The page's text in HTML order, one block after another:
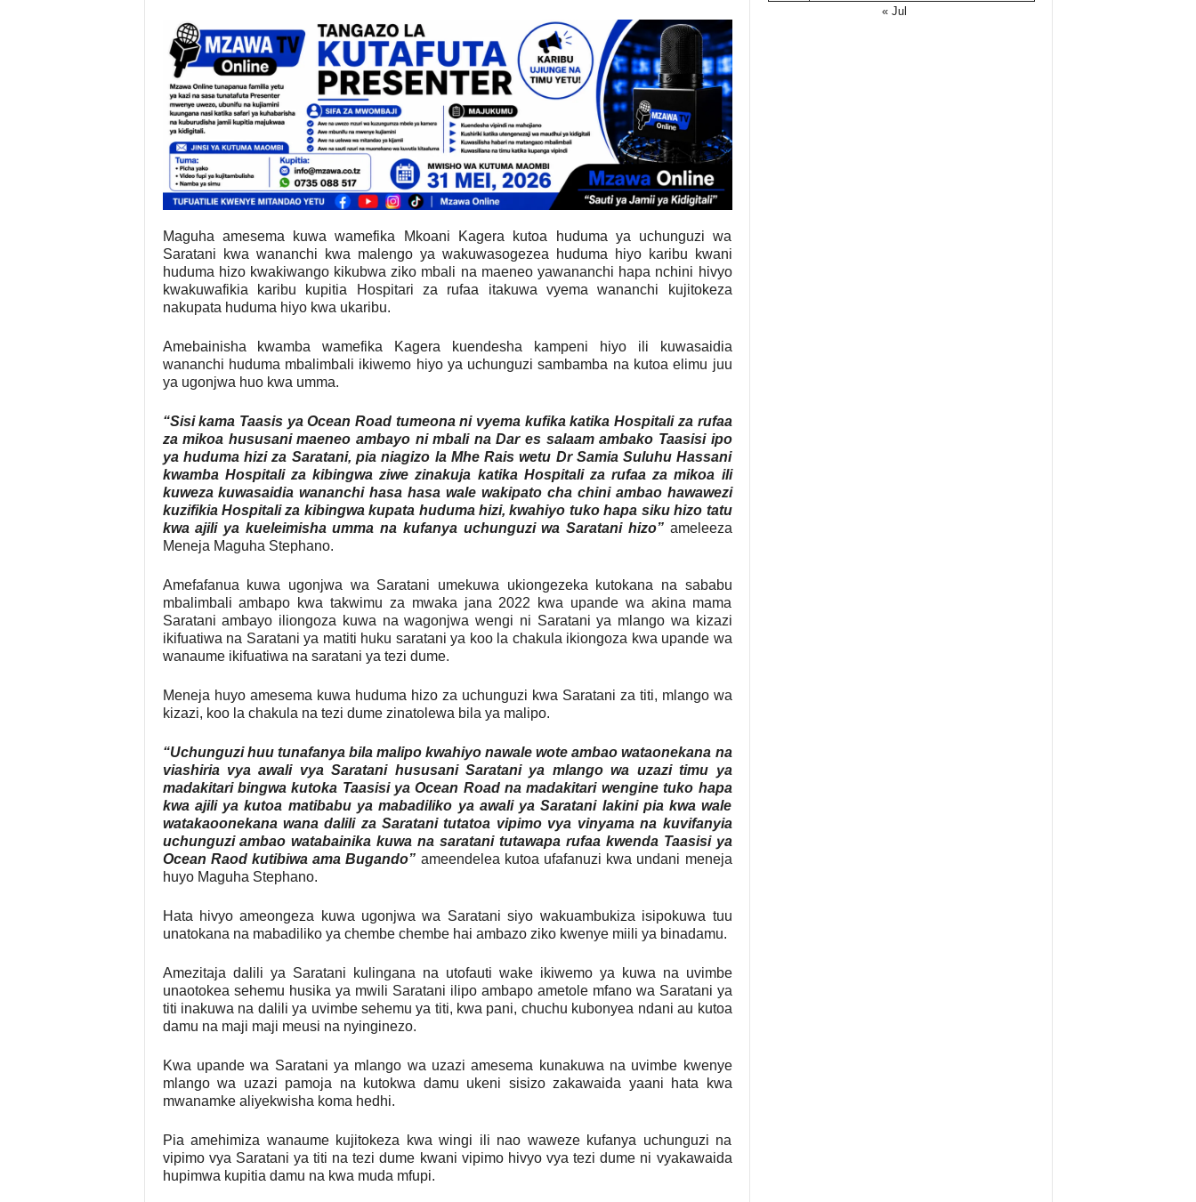
Maguha amesema kuwa wamefika Mkoani Kagera kutoa huduma ya uchunguzi wa
Saratani kwa wananchi kwa malengo ya wakuwasogezea huduma hiyo karibu kwani
huduma hizo kwakiwango kikubwa ziko mbali na maeneo yawananchi hapa nchini hivyo
kwakuwafikia karibu kupitia Hospitari za rufaa itakuwa vyema wananchi kujitokeza
nakupata huduma hiyo kwa ukaribu.
Amebainisha kwamba wamefika Kagera kuendesha kampeni hiyo ili kuwasaidia
wananchi huduma mbalimbali ikiwemo hiyo ya uchunguzi sambamba na kutoa elimu juu
ya ugonjwa huo kwa umma.
“Sisi kama Taasis ya Ocean Road tumeona ni vyema kufika katika Hospitali za rufaa
za mikoa hususani maeneo ambayo ni mbali na Dar es salaam ambako Taasisi ipo
ya huduma hizi za Saratani, pia niagizo la Mhe Rais wetu Dr Samia Suluhu Hassani
kwamba Hospitali za kibingwa ziwe zinakuja katika Hospitali za rufaa za mikoa ili
kuweza kuwasaidia wananchi hasa hasa wale wakipato cha chini ambao hawawezi
kuzifikia Hospitali za kibingwa kupata huduma hizi, kwahiyo tuko hapa siku hizo tatu
kwa ajili ya kueleimisha umma na kufanya uchunguzi wa Saratani hizo” ameleeza
Meneja Maguha Stephano.
Amefafanua kuwa ugonjwa wa Saratani umekuwa ukiongezeka kutokana na sababu
mbalimbali ambapo kwa takwimu za mwaka jana 2022 kwa upande wa akina mama
Saratani ambayo iliongoza kuwa na wagonjwa wengi ni Saratani ya mlango wa kizazi
ikifuatiwa na Saratani ya matiti huku saratani ya koo la chakula ikiongoza kwa upande wa
wanaume ikifuatiwa na saratani ya tezi dume.
Meneja huyo amesema kuwa huduma hizo za uchunguzi kwa Saratani za titi, mlango wa
kizazi, koo la chakula na tezi dume zinatolewa bila ya malipo.
“Uchunguzi huu tunafanya bila malipo kwahiyo nawale wote ambao wataonekana na
viashiria vya awali vya Saratani hususani Saratani ya mlango wa uzazi timu ya
madakitari bingwa kutoka Taasisi ya Ocean Road na madakitari wengine tuko hapa
kwa ajili ya kutoa matibabu ya mabadiliko ya awali ya Saratani lakini pia kwa wale
watakaoonekana wana dalili za Saratani tutatoa vipimo vya vinyama na kuvifanyia
uchunguzi ambao watabainika kuwa na saratani tutawapa rufaa kwenda Taasisi ya
Ocean Raod kutibiwa ama Bugando” ameendelea kutoa ufafanuzi kwa undani meneja
huyo Maguha Stephano.
Hata hivyo ameongeza kuwa ugonjwa wa Saratani siyo wakuambukiza isipokuwa tuu
unatokana na mabadiliko ya chembe chembe hai ambazo ziko kwenye miili ya binadamu.
Amezitaja dalili ya Saratani kulingana na utofauti wake ikiwemo ya kuwa na uvimbe
unaotokea sehemu husika ya mwili Saratani ilipo ambapo ametole mfano wa Saratani ya
titi inakuwa na dalili ya uvimbe sehemu ya titi, kwa pani, chuchu kubonyea ndani au kutoa
damu na maji maji meusi na nyinginezo.
Kwa upande wa Saratani ya mlango wa uzazi amesema kunakuwa na uvimbe kwenye
mlango wa uzazi pamoja na kutokwa damu ukeni sisizo zakawaida yaani hata kwa
mwanamke aliyekwisha koma hedhi.
Pia amehimiza wanaume kujitokeza kwa wingi ili nao waweze kufanya uchunguzi na
vipimo vya Saratani ya titi na tezi dume kwani vipimo hivyo vya tezi dume ni vyakawaida
hupimwa kupitia damu na kwa muda mfupi.
« Jul